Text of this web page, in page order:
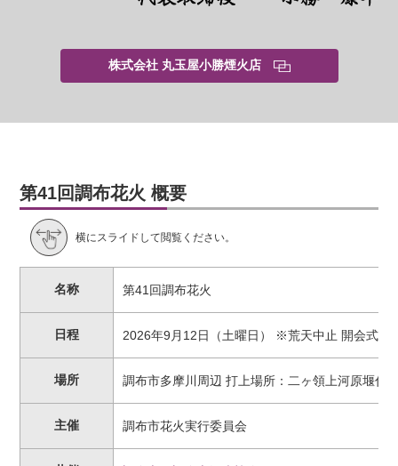
株式会社 丸玉屋小勝煙火店
第41回調布花火 概要
横にスライドして閲覧ください。
名称 第41回調布花火
日程 2026年9月12日（土曜日） ※荒天中止 開会
場所 調布市多摩川周辺 打上場所：二ヶ領上河原堰付
主催 調布市花火実行委員会